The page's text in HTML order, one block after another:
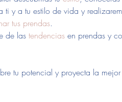
ti y a tu estilo de vida y
tus prendas.
de las tendencias en prendas y
tu potencial y proyecta la